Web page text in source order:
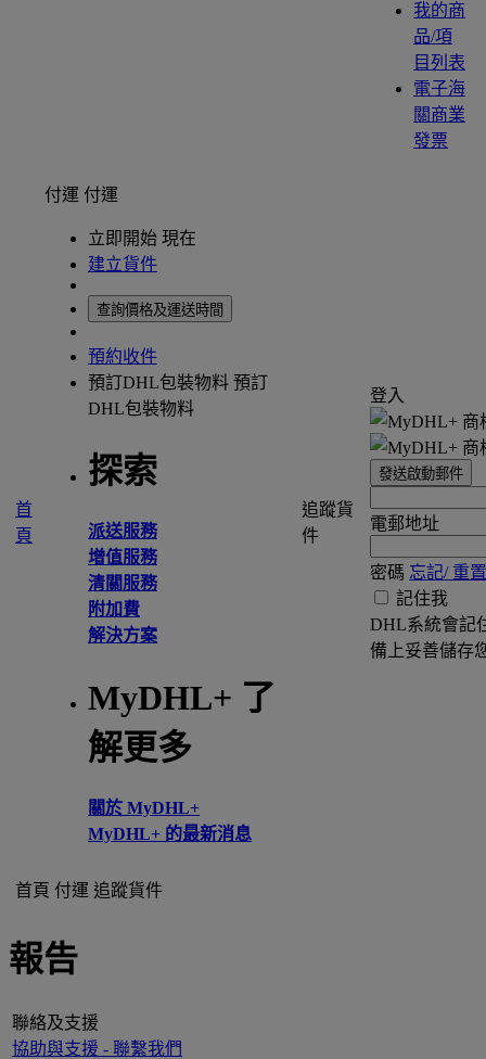
我的商
品/項
目列表
電子海
關商業
發票
首
頁
付運 付運
立即開始 現在
建立貨件
查詢價格及運送時間
預約收件
預訂DHL包裝物料 預訂
DHL包裝物料
探索
派送服務
增值服務
清關服務
附加費
解決方案
MyDHL+ 了
解更多
關於 MyDHL+
MyDHL+ 的最新消息
追蹤貨
件
登入
發送啟動郵件
電郵地址
密碼 忘記/ 重
記住我
DHL系統會記
備上妥善儲存
首頁 付運 追蹤貨件
報告
聯絡及支援
協助與支援 - 聯繫我們